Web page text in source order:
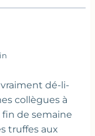
vraiment dé-li-
collègues à
fin de semaine
truffes aux